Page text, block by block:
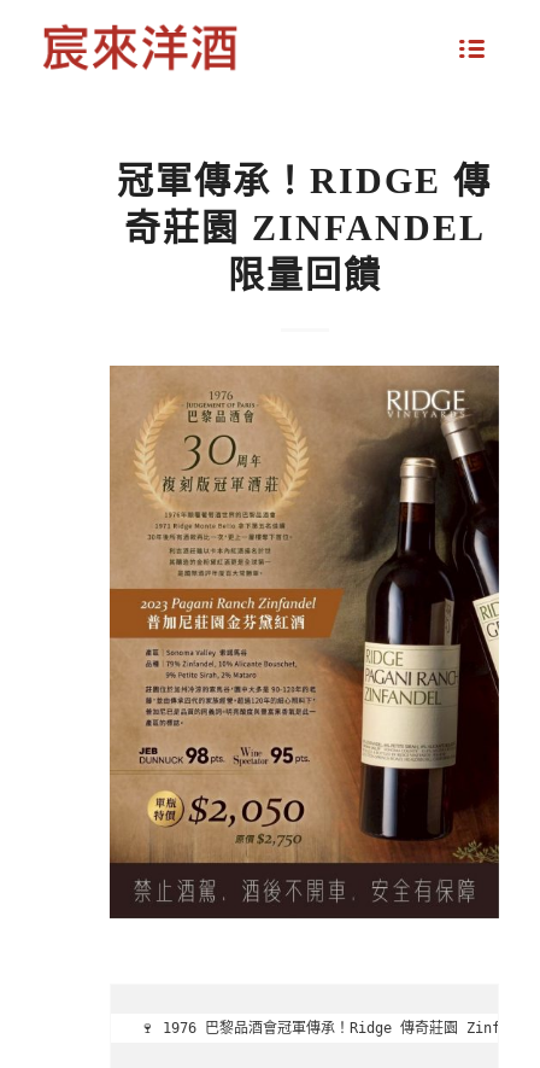
冠軍傳承！RIDGE 傳
奇莊園 ZINFANDEL
限量回饋
🍷 1976 巴黎品酒會冠軍傳承！Ridge 傳奇莊園